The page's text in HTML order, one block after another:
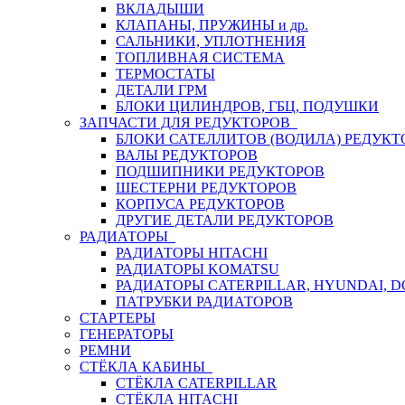
ВКЛАДЫШИ
КЛАПАНЫ, ПРУЖИНЫ и др.
САЛЬНИКИ, УПЛОТНЕНИЯ
ТОПЛИВНАЯ СИСТЕМА
ТЕРМОСТАТЫ
ДЕТАЛИ ГРМ
БЛОКИ ЦИЛИНДРОВ, ГБЦ, ПОДУШКИ
ЗАПЧАСТИ ДЛЯ РЕДУКТОРОВ
БЛОКИ САТЕЛЛИТОВ (ВОДИЛА)
ВАЛЫ РЕДУКТОРОВ
ПОДШИПНИКИ РЕДУКТОРОВ
ШЕСТЕРНИ РЕДУКТОРОВ
КОРПУСА РЕДУКТОРОВ
ДРУГИЕ ДЕТАЛИ РЕДУКТОРОВ
РАДИАТОРЫ
РАДИАТОРЫ HITACHI
РАДИАТОРЫ KOMATSU
РАДИАТОРЫ CATERPILLAR, HYUNDAI,
ПАТРУБКИ РАДИАТОРОВ
СТАРТЕРЫ
ГЕНЕРАТОРЫ
РЕМНИ
СТЁКЛА КАБИНЫ
СТЁКЛА CATERPILLAR
СТЁКЛА HITACHI